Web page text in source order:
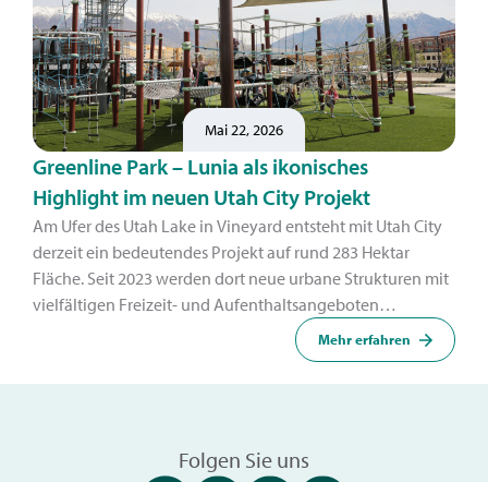
Mai 22, 2026
Greenline Park – Lunia als ikonisches
Highlight im neuen Utah City Projekt
Am Ufer des Utah Lake in Vineyard entsteht mit Utah City
derzeit ein bedeutendes Projekt auf rund 283 Hektar
Fläche. Seit 2023 werden dort neue urbane Strukturen mit
vielfältigen Freizeit- und Aufenthaltsangeboten
umgesetzt – ein zentraler Bestandteil ist der Greenline
Mehr erfahren
Folgen Sie uns